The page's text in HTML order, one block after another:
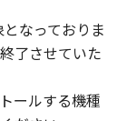
なっておりま
了させていた
ールする機種